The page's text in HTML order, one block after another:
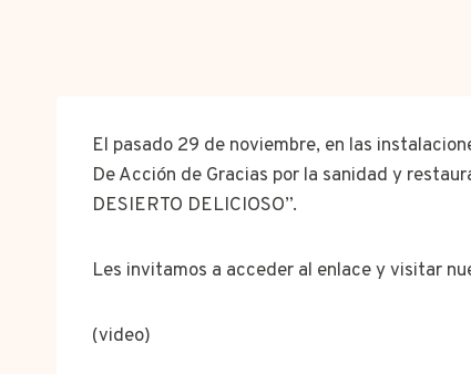
El pasado 29 de noviembre, en las
De Acción de Gracias por la sanidad y
DESIERTO DELICIOSO”.
Les invitamos a acceder al enlace y visitar
(video)